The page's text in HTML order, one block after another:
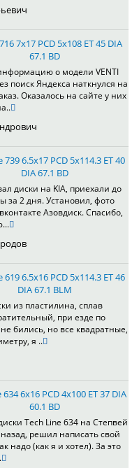
7x17 PCD 5x108 ET 45 DIA
67.1 BD
о модели VENTI
поиск Яндекса наткнулся на
Оказалось на сайте у них
739 6.5x17 PCD 5x114.3 ET 40
DIA 67.1 BD
диски на KIA, приехали до
за 2 дня. Установил, фото
Азовдиск. Спасибо,
619 6.5x16 PCD 5x114.3 ET 46
DIA 67.1 BLM
из пластилина, сплав
при езде по
бились, но все квадратные,
я ..
6x16 PCD 4x100 ET 37 DIA
60.1 BD
Tech Line 634 на Степвей
назад, решил написать свой
надо (как я и хотел). За это